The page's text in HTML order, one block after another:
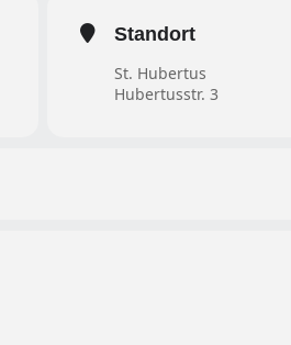
Standort
St. Hubertus
Hubertusstr. 3